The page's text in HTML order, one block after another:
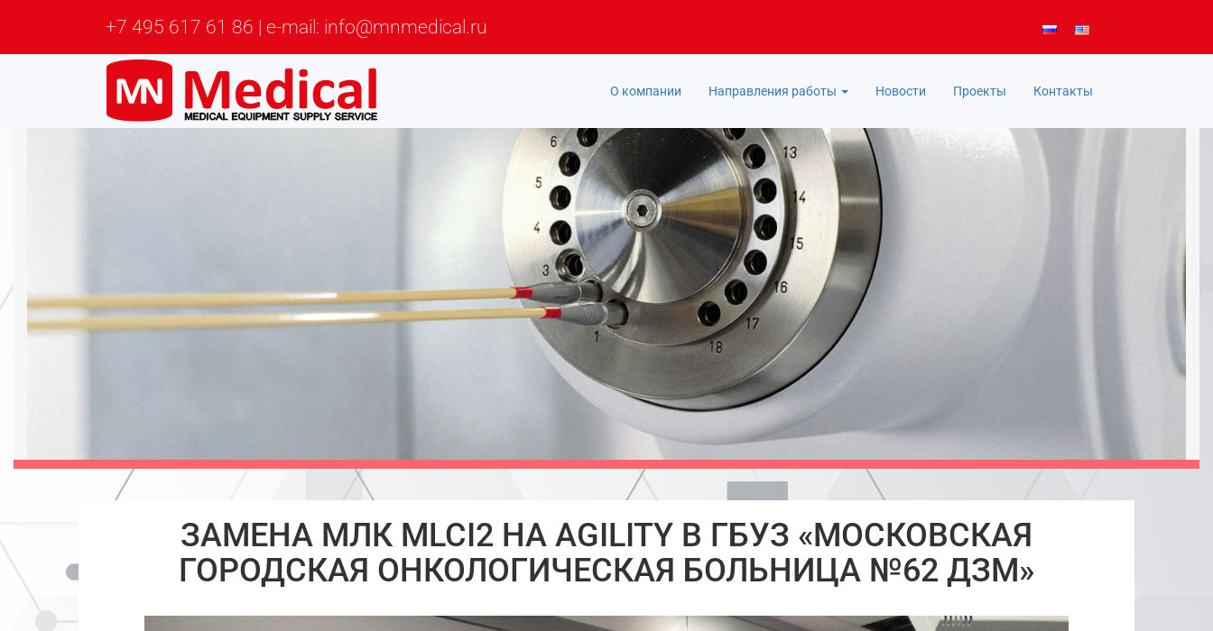
+7 495 617 61 86 | e-mail: info@mnmedical.ru
О компании Направления работы Новости Проекты Контакты
ЗАМЕНА МЛК MLCI2 НА AGILITY В ГБУЗ «МОСКОВСКАЯ
ГОРОДСКАЯ ОНКОЛОГИЧЕСКАЯ БОЛЬНИЦА №62 ДЗМ»